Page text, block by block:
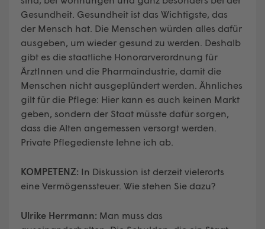
Gesundheit. Gesundheit ist das Wichtigste, das
der Mensch hat. Die Menschen würden alles dafür
ausgeben, um wieder gesund zu werden. Deshalb
gibt es die staatliche Honorarverordnung für
ÄrztInnen und die Pharmaindustrie, damit die
Menschen nicht ausgeplündert werden. Ähnliches
gilt für die Pflege: Hier kann es auch keinen Markt
geben, sondern der Staat müsste dafür sorgen,
dass die Alten angemessen versorgt werden.
Private Pflegedienste lehne ich ab.
KOMPETENZ: In Diskussion ist derzeit vielerorts
eine Vermögenssteuer. Wie stehen Sie dazu?
Ulrike Herrmann: Man muss das